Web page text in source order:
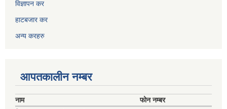
विज्ञापन कर
हाटबजार कर
अन्य करहरु
आपतकालीन नम्बर
नाम
फोन नम्बर